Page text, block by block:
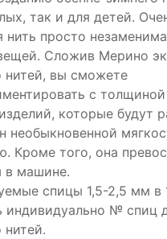
так и для детей.
нить просто
Сложив Мерино
нитей, вы сможете
с
которые будут
необыкновенной
Кроме того, она
в машине.
спицы 1,5-2,5 мм в
индивидуально № спиц
нитей.